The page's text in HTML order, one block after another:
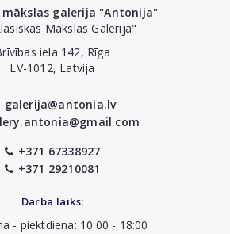
mākslas galerija "Antonija"
Mākslas Galerija"
iela 142, Rīga
LV-1012, Latvija
galerija@antonia.lv
+371 67338927
+371 29210081
Darba laiks:
- piektdiena: 10:00 - 18:00